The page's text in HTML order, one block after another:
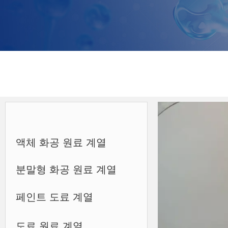
액체 화공 원료 계열
분말형 화공 원료 계열
페인트 도료 계열
도료 원료 계열